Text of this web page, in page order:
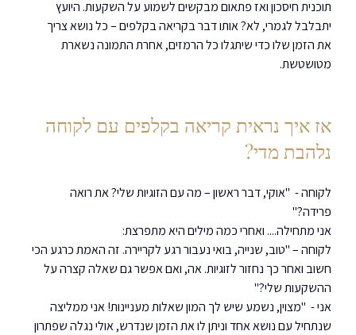
תוכנית חיסכון ואז פתאום מבקשים לשמוע על השקעות. היועץ
יתבלבל לגמרי, לא? אותו דבר בקריאה בקלפים – כל נושא צריך
את הזמן שלו כדי שיתגלו כל הרמזים, אחרת התמונה נשארת
מטושטשת.
אז איך נראית קריאה בקלפים עם לקוחה
נלהבת מדי?
לקוחה -  "אוקי, דבר ראשון – מה עם הזוגיות שלי? את רואה
פרידה?"
אני מתחילה.... ואחרי כמה מילים היא מתפרצת:
לקוחה – "טוב, שנייה, בואי נעבור רגע לקריירה. זה האמת כרגע הכי
חשוב ואחר כך נחזור לזוגיות. אה, ואם אפשר גם שאלה קצרה על
ההשקעות שלי?"
אני -  "מצוין, נשמע שיש לך המון שאלות מעניינות! אני ממליצה
שנתחיל עם נושא אחד וניתן לו את הזמן שנדרש, אולי נגלה שפתרון